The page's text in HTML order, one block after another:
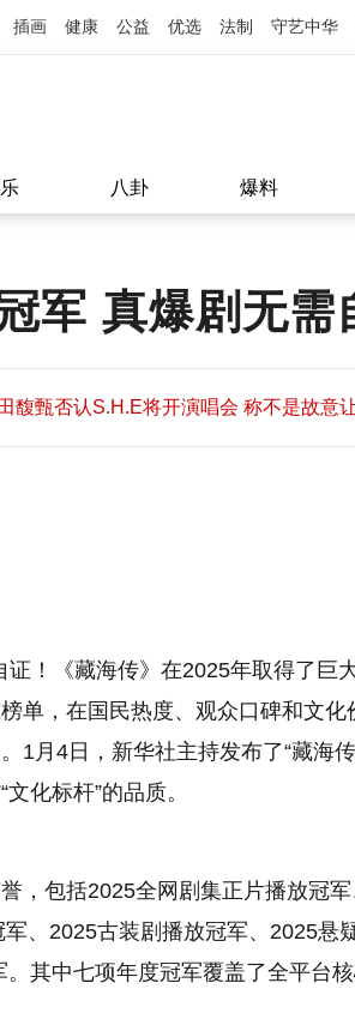
插画 健康 公益 优选 法制 守艺中华
八卦 爆料
军 真爆剧无需
馥甄否认S.H.E将开演唱会 称不是故意
11:08
馥甄否认S.H.E将开演唱会 称不是故意
！《藏海传》在2025年取得了巨
单，在国民热度、观众口碑和文化
1月4日，新华社主持发布了“藏海
化标杆”的品质。
，包括2025全网剧集正片播放冠军
、2025古装剧播放冠军、2025悬
其中七项年度冠军覆盖了全平台